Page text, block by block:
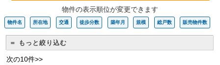
物件の表示順位が変更できます
物件名 所在地 交通 徒歩分数 築年月 規模 総戸数 販売物件数
＝ もっと絞り込む
次の10件>>